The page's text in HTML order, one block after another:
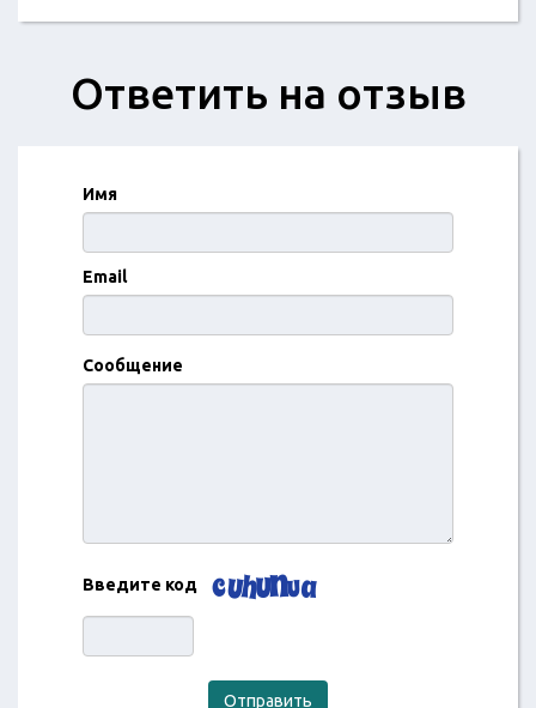
Ответить на отзыв
Имя
Email
Сообщение
Введите код
Отправить